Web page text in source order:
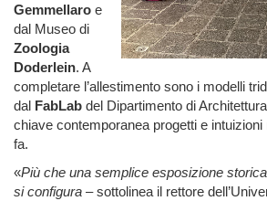
Gemmellaro e
dal Museo di
Zoologia
Doderlein. A
completare l’allestimento sono i modelli
dal FabLab del Dipartimento di
chiave contemporanea progetti e
fa.
«Più che una semplice esposizione
si configura – sottolinea il rettore